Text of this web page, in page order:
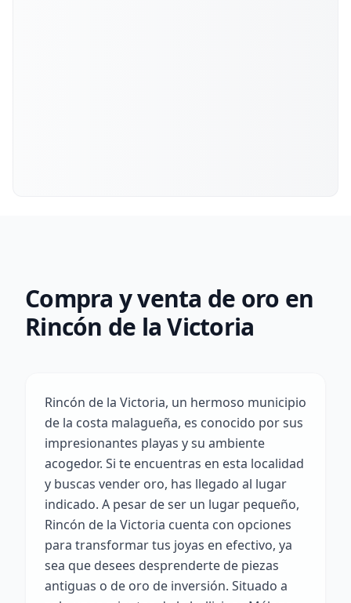
Compra y venta de oro en
Rincón de la Victoria
Rincón de la Victoria, un hermoso municipio
de la costa malagueña, es conocido por sus
impresionantes playas y su ambiente
acogedor. Si te encuentras en esta localidad
y buscas vender oro, has llegado al lugar
indicado. A pesar de ser un lugar pequeño,
Rincón de la Victoria cuenta con opciones
para transformar tus joyas en efectivo, ya
sea que desees desprenderte de piezas
antiguas o de oro de inversión. Situado a